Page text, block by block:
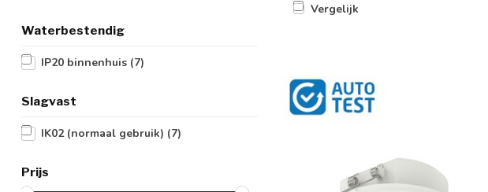
Waterbestendig
IP20 binnenhuis (7)
Slagvast
IK02 (normaal gebruik) (7)
Prijs
Vergelijk